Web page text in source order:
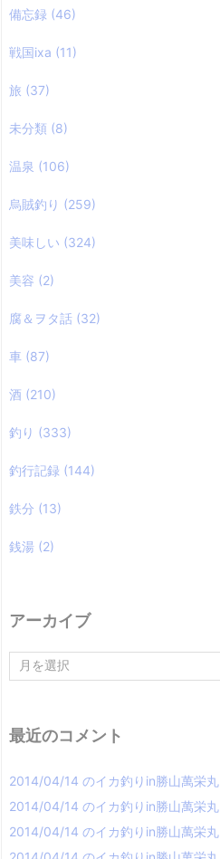
備忘録 (46)
戦国ixa (11)
旅 (37)
未分類 (8)
温泉 (106)
烏賊釣り (259)
美味しい (324)
美容 (2)
腐＆ヲタ話 (32)
車 (87)
酒 (210)
釣り (333)
釣行記録 (144)
鉄分 (13)
銭湯 (2)
アーカイブ
ー
ブ
最近のコメント
2014/04/14 のイカ釣りin勝山萬栄丸
2014/04/14 のイカ釣りin勝山萬栄丸
2014/04/14 のイカ釣りin勝山萬栄丸